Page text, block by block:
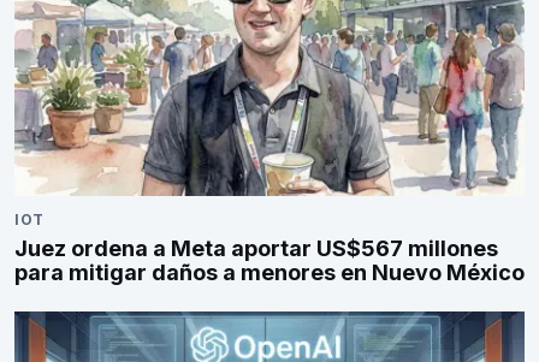
IOT
Juez ordena a Meta aportar US$567 millones
para mitigar daños a menores en Nuevo México